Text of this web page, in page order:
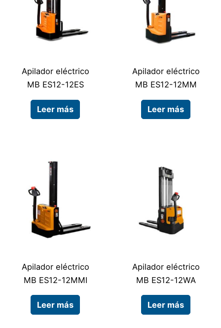
Apilador eléctrico
MB ES12-12ES
Leer más
Apilador eléctrico
MB ES12-12MM
Leer más
Apilador eléctrico
MB ES12-12MMI
Leer más
Apilador eléctrico
MB ES12-12WA
Leer más